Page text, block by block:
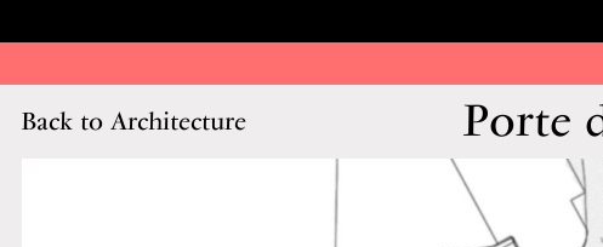
Back to Architecture Porte